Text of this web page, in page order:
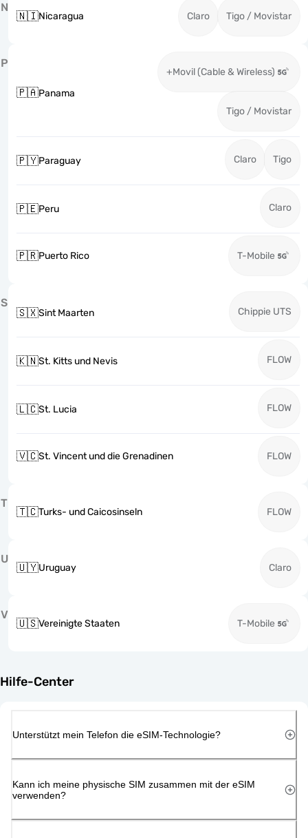
N
🇳🇮Nicaragua Claro Tigo / Movistar
P
🇵🇦Panama
+Movil (Cable & Wireless)
Tigo / Movistar
🇵🇾Paraguay Claro Tigo
🇵🇪Peru Claro
🇵🇷Puerto Rico T-Mobile
S
🇸🇽Sint Maarten Chippie UTS
🇰🇳St. Kitts und Nevis FLOW
🇱🇨St. Lucia FLOW
🇻🇨St. Vincent und die Grenadinen FLOW
T
🇹🇨Turks- und Caicosinseln FLOW
U
🇺🇾Uruguay Claro
V
🇺🇸Vereinigte Staaten T-Mobile
Hilfe-Center
Unterstützt mein Telefon die eSIM-Technologie?
Kann ich meine physische SIM zusammen mit der eSIM
verwenden?